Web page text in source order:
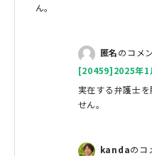
ん。
匿名のコメ
[20459]2025年
実在する弁護士
せん。
kandaのコ